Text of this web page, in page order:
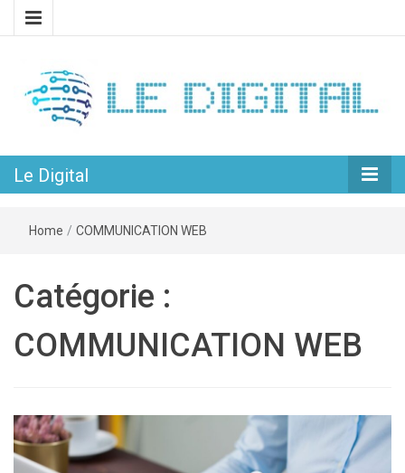
Le Digital
Le Digital
Home / COMMUNICATION WEB
Catégorie :
COMMUNICATION WEB